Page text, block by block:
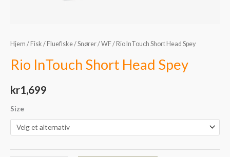
Hjem / Fisk / Fluefiske/Snører/WF/ Rio InTouch Short Head Spey
Rio InTouch Short Head Spey
kr1,699
Size